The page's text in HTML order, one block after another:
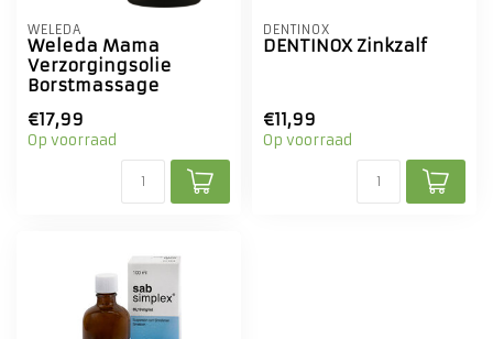
WELEDA
Weleda Mama
Verzorgingsolie
Borstmassage
€17,99
Op voorraad
DENTINOX
DENTINOX Zinkzalf
€11,99
Op voorraad